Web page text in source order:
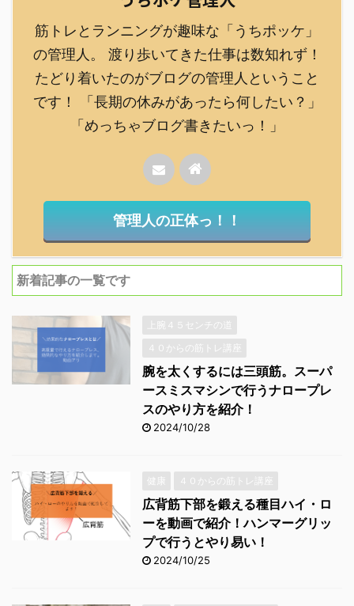
筋トレとランニングが趣味な「うちポッケ」
の管理人。 渡り歩いてきた仕事は数知れず！
たどり着いたのがブログの管理人ということ
です！ 「長期の休みがあったら何したい？」
「めっちゃブログ書きたいっ！」
管理人の正体っ！！
新着記事の一覧です
上腕４５センチの道
４０からの筋トレ講座
腕を太くするには三頭筋。スーパ
ースミスマシンで行うナロープレ
スのやり方を紹介！
2024/10/28
健康 ４０からの筋トレ講座
広背筋下部を鍛える種目ハイ・ロ
ーを動画で紹介！ハンマーグリッ
プで行うとやり易い！
2024/10/25